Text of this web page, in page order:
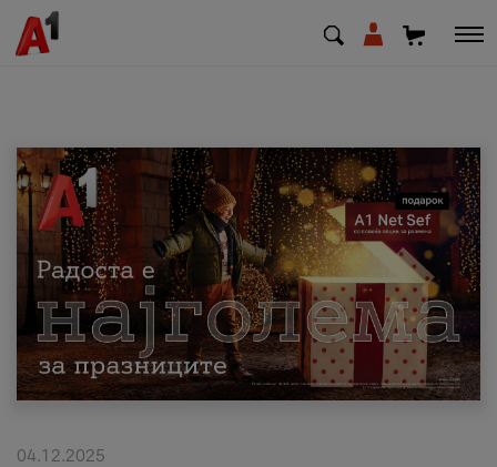
МК EN SQ
Приватни Деловни
Поддршка
Надополни кредит
04.12.2025